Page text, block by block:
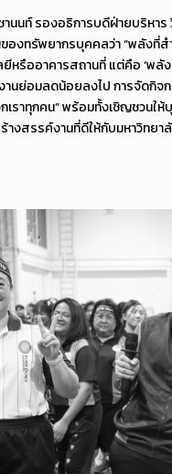
นนท์ รองอธิการบดีฝ่ายบริหาร
องทรัพยากรบุคคลว่า “พลังที่
ยีหรืออาคารสถานที่ แต่คือ ‘พ
านย่อมลดน้อยลงไป การจัดกิ
ราทุกคน” พร้อมทั้งเชิญชวนให้
างสรรค์งานที่ดีให้กับมหาวิทยา